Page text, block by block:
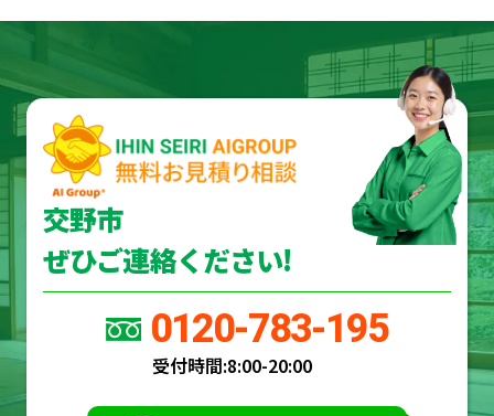
交野市
ぜひご連絡ください!
0120-783-195
受付時間:8:00-20:00